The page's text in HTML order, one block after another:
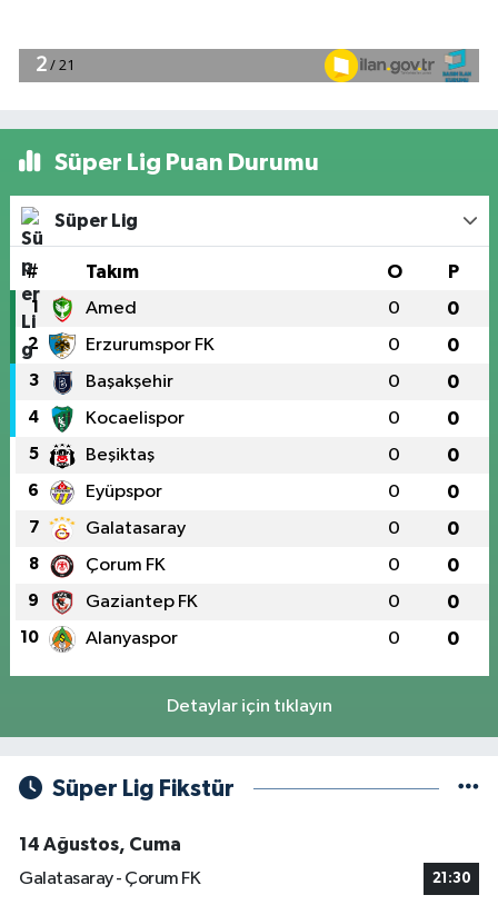
Süper Lig Puan Durumu
Süper Lig
# Takım O P
1 Amed 0 0
2 Erzurumspor FK 0 0
3 Başakşehir 0 0
4 Kocaelispor 0 0
5 Beşiktaş 0 0
6 Eyüpspor 0 0
7 Galatasaray 0 0
8 Çorum FK 0 0
9 Gaziantep FK 0 0
10 Alanyaspor 0 0
Detaylar için tıklayın
Süper Lig Fikstür
14 Ağustos, Cuma
Galatasaray - Çorum FK
21:30